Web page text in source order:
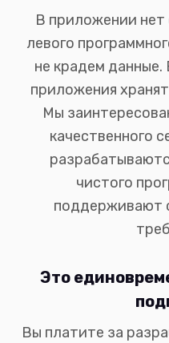
В приложении нет
левого
не крадем
приложения
Мы
качественного
чистого
поддерживают
Это
Вы платите за